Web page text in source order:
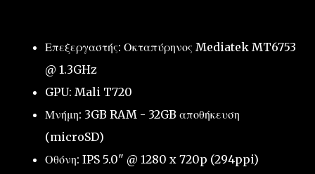
Επεξεργαστής: Οκταπύρηνος Mediatek MT6753
@ 1.3GHz
GPU: Mali T720
Μνήμη: 3GB RAM - 32GB αποθήκευση
(microSD)
Οθόνη: IPS 5.0" @ 1280 x 720p (294ppi)